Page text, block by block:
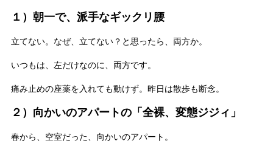
１）朝一で、派手なギックリ腰
立てない。なぜ、立てない？と思ったら、両方か。
いつもは、左だけなのに、両方です。
痛み止めの座薬を入れても動けず。昨日は散歩も断念。
２）向かいのアパートの「全裸、変態ジジィ」
春から、空室だった、向かいのアパート。